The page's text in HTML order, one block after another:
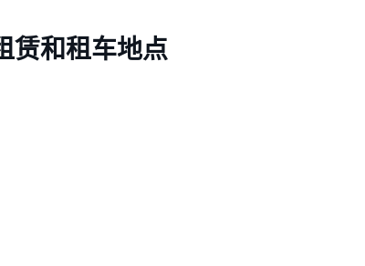
赁和租车地点